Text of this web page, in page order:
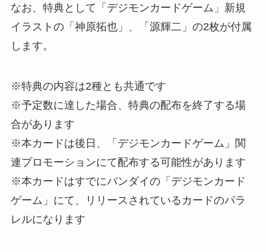
なお、特典として「デジモンカードゲーム」新規
イラストの「神原拓也」、「源輝二」の2枚が付属
します。
※特典の内容は2種とも共通です
※予定数に達した場合、特典の配布を終了する場
合があります
※本カードは後日、「デジモンカードゲーム」関
連プロモーションにて配布する可能性があります
※本カードはすでにバンダイの「デジモンカード
ゲーム」にて、リリースされているカードのパラ
レルになります